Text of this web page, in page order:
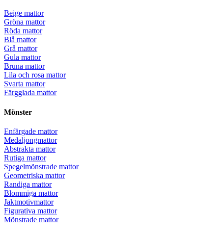
Beige mattor
Gröna mattor
Röda mattor
Blå mattor
Grå mattor
Gula mattor
Bruna mattor
Lila och rosa mattor
Svarta mattor
Färgglada mattor
Mönster
Enfärgade mattor
Medaljongmattor
Abstrakta mattor
Rutiga mattor
Spegelmönstrade mattor
Geometriska mattor
Randiga mattor
Blommiga mattor
Jaktmotivmattor
Figurativa mattor
Mönstrade mattor